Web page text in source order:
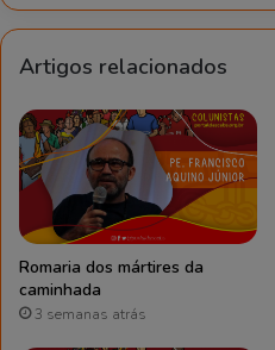
Artigos relacionados
Romaria dos mártires da
caminhada
3 semanas atrás